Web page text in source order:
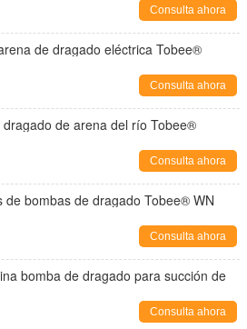
Consulta ahora
de dragado eléctrica Tobee®
Consulta ahora
dragado de arena del río Tobee®
Consulta ahora
de bombas de dragado Tobee® WN
Consulta ahora
bomba de dragado para succión de
Consulta ahora